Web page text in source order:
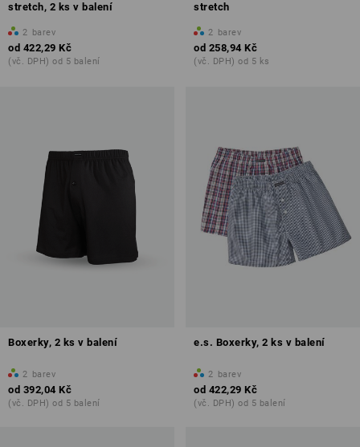
stretch, 2 ks v balení
2 barev
od 422,29 Kč
(vč. DPH) od 5 balení
stretch
2 barev
od 258,94 Kč
(vč. DPH) od 5 ks
Boxerky, 2 ks v balení
2 barev
od 392,04 Kč
(vč. DPH) od 5 balení
e.s. Boxerky, 2 ks v balení
2 barev
od 422,29 Kč
(vč. DPH) od 5 balení